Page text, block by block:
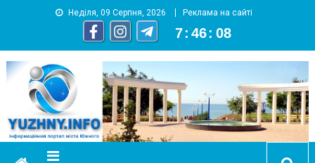
Неділя, 09 Серпня, 2026 Реклама на сайті
7 : 46 : 11
YUZHNY.INFO
информационный портал города Южный